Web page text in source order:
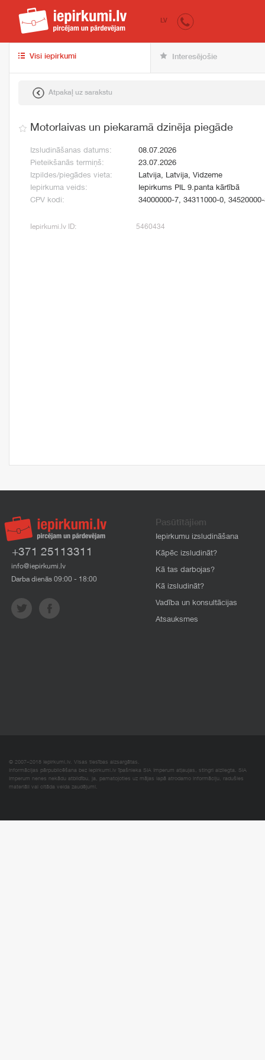
iepirkumi.lv
LV
Visi iepirkumi Interesējošie
Atpakaļ uz sarakstu
Motorlaivas un piekaramā dzinēja piegāde
Izsludināšanas datums:
08.07.2026
Pieteikšanās termiņš:
23.07.2026
Izpildes/piegādes vieta:
Latvija, Latvija, Vidzeme
Iepirkuma veids:
Iepirkums PIL 9.panta kārtībā
CPV kodi:
34000000-7, 34311000-0,
Iepirkumi.lv ID: 5460434
+371 25113311
info@iepirkumi.lv
Darba dienās 09:00 - 18:00
Pasūtītājiem
Iepirkumu izsludināšana
Kāpēc izsludināt?
Kā tas darbojas?
Kā izsludināt?
Vadība un konsultācijas
Atsauksmes
© 2007–2018 Iepirkumi.lv. Visas tiesības aizsargātas.
Informācijas pārpublicēšana bez iepirkumi.lv īpašnieka SIA Imperum atļaujas, stingri aizliegta. SIA
Imperum nenes nekādu atbildību, ja, pamatojoties uz mājas lapā atrodamo informāciju, radušies
materiāli vai citāda veida zaudējumi.